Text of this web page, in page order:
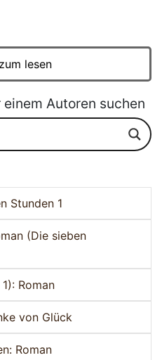
lesen
Autoren suchen
Stunden 1
(Die sieben
Roman
von Glück
Roman